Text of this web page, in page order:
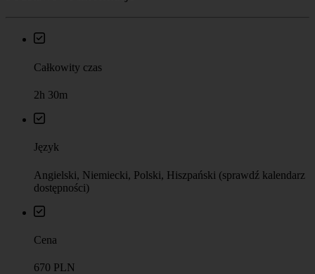
Całkowity czas
2h 30m
Język
Angielski, Niemiecki, Polski, Hiszpański (sprawdź kalendarz
dostępności)
Cena
670 PLN